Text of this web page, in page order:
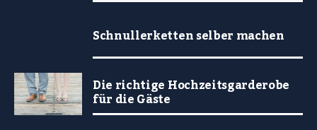
Schnullerketten selber machen
Die richtige Hochzeitsgarderobe
für die Gäste